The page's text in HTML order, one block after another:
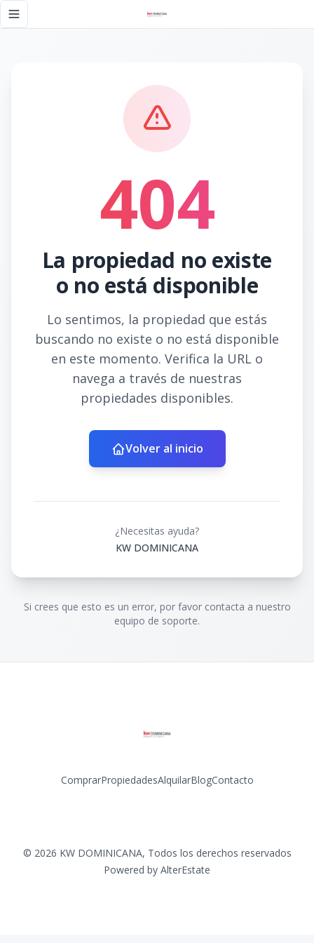
Toggle navigation menu
404
La propiedad no existe
o no está disponible
Lo sentimos, la propiedad que estás
buscando no existe o no está disponible
en este momento. Verifica la URL o
navega a través de nuestras
propiedades disponibles.
Volver al inicio
¿Necesitas ayuda?
KW DOMINICANA
Si crees que esto es un error, por favor contacta a nuestro
equipo de soporte.
ComprarPropiedadesAlquilarBlogContacto
© 2026 KW DOMINICANA, Todos los derechos reservados
Powered by AlterEstate
Página no encontrada - KW DOMINICANA